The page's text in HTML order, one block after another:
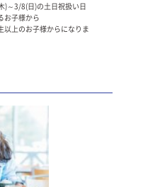
)～3/8(日)の土日祝扱い日
お子様から
上のお子様からになりま